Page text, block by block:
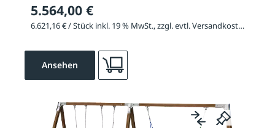
5.564,00 €
6.621,16 € / Stück inkl. 19 % MwSt., zzgl. evtl. Versandkosten
Ansehen